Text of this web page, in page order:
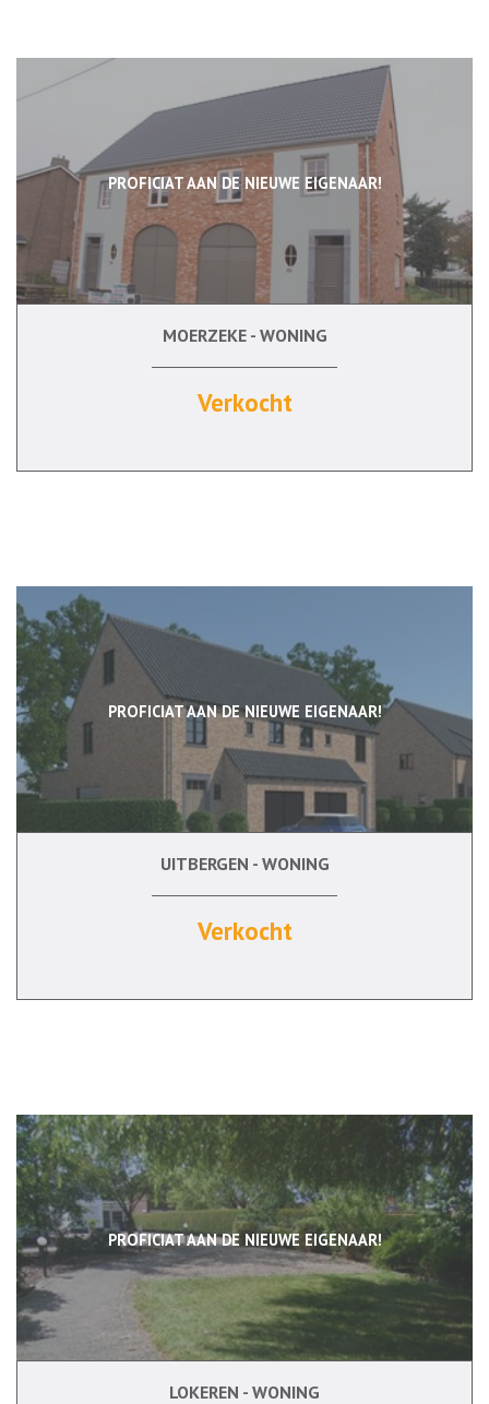
PROFICIAT AAN DE NIEUWE EIGENAAR!
3 Ja
MOERZEKE - WONING
Verkocht
PROFICIAT AAN DE NIEUWE EIGENAAR!
146 m² 3
UITBERGEN - WONING
Verkocht
PROFICIAT AAN DE NIEUWE EIGENAAR!
4 Ja
LOKEREN - WONING